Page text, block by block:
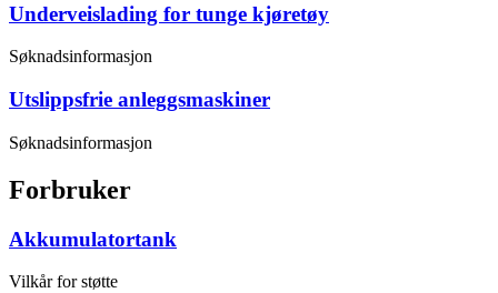
Underveislading for tunge kjøretøy
Søknadsinformasjon
Utslippsfrie anleggsmaskiner
Søknadsinformasjon
Forbruker
Akkumulatortank
Vilkår for støtte